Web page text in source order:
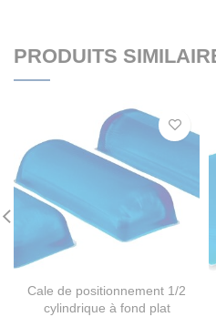
PRODUITS
Cale de positionnement 1/2
cylindrique à fond plat